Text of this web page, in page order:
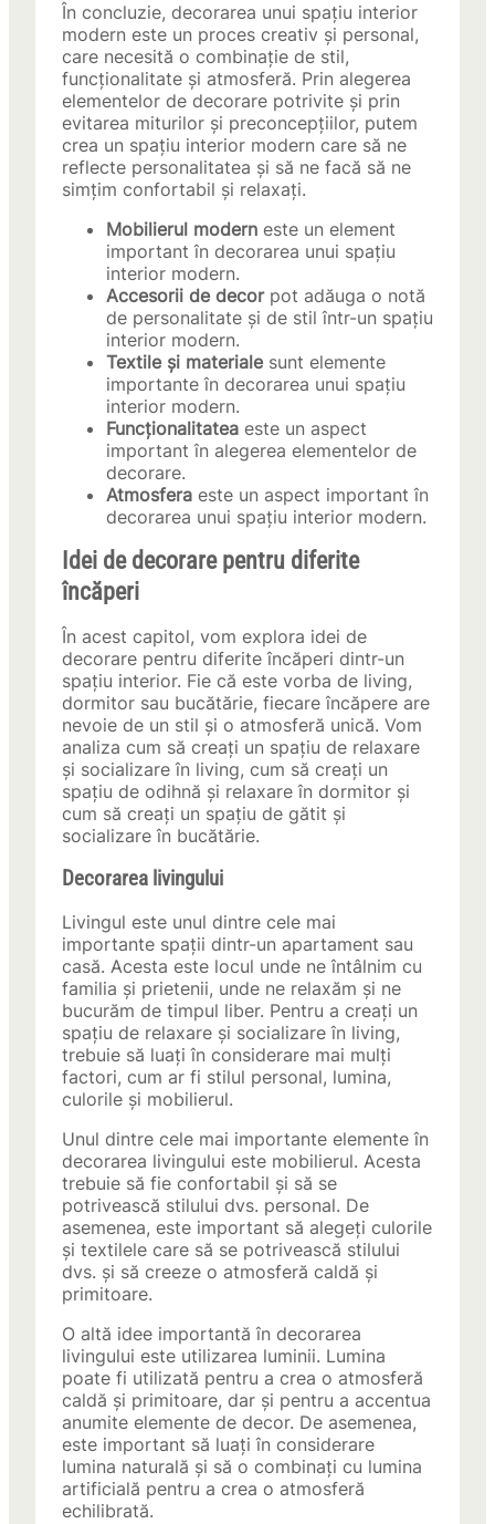
În concluzie, decorarea unui spațiu interior
modern este un proces creativ și personal,
care necesită o combinație de stil,
funcționalitate și atmosferă. Prin alegerea
elementelor de decorare potrivite și prin
evitarea miturilor și preconcepțiilor, putem
crea un spațiu interior modern care să ne
reflecte personalitatea și să ne facă să ne
simțim confortabil și relaxați.
Mobilierul modern este un element
important în decorarea unui spațiu
interior modern.
Accesorii de decorpot adăuga o notă
de personalitate și de stil într-un spațiu
interior modern.
Textile și materialesunt elemente
importante în decorarea unui spațiu
interior modern.
Funcționalitatea este un aspect
important în alegerea elementelor de
decorare.
Atmosfera este un aspect important în
decorarea unui spațiu interior modern.
Idei de decorare pentru diferite
încăperi
În acest capitol, vom explora idei de
decorare pentru diferite încăperi dintr-un
spațiu interior. Fie că este vorba de living,
dormitor sau bucătărie, fiecare încăpere are
nevoie de un stil și o atmosferă unică. Vom
analiza cum să creați un spațiu de relaxare
și socializare în living, cum să creați un
spațiu de odihnă și relaxare în dormitor și
cum să creați un spațiu de gătit și
socializare în bucătărie.
Decorarea livingului
Livingul este unul dintre cele mai
importante spații dintr-un apartament sau
casă. Acesta este locul unde ne întâlnim cu
familia și prietenii, unde ne relaxăm și ne
bucurăm de timpul liber. Pentru a creați un
spațiu de relaxare și socializare în living,
trebuie să luați în considerare mai mulți
factori, cum ar fi stilul personal, lumina,
culorile și mobilierul.
Unul dintre cele mai importante elemente în
decorarea livingului este mobilierul. Acesta
trebuie să fie confortabil și să se
potrivească stilului dvs. personal. De
asemenea, este important să alegeți culorile
și textilele care să se potrivească stilului
dvs. și să creeze o atmosferă caldă și
primitoare.
O altă idee importantă în decorarea
livingului este utilizarea luminii. Lumina
poate fi utilizată pentru a crea o atmosferă
caldă și primitoare, dar și pentru a accentua
anumite elemente de decor. De asemenea,
este important să luați în considerare
lumina naturală și să o combinați cu lumina
artificială pentru a crea o atmosferă
echilibrată.